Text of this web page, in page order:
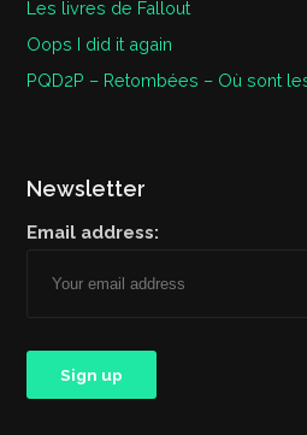
Les livres de Fallout
Oops I did it again
PQD2P – Retombées – Où sont
Newsletter
Email address: